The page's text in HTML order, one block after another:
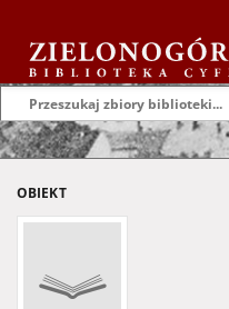
OBIEKT